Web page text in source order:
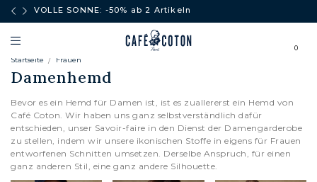
VOLLE SONNE: -50% ab 2 Artikeln
0
Startseite Frauen
Damenhemd
Bevor es ein Hemd für Damen ist, ist es zuallererst ein Hemd von
Café Coton. Wir haben uns ganz selbstverständlich dafür
entschieden, unser Savoir-faire in den Dienst der Damengarderobe
zu stellen, indem wir unsere ikonischen Stoffe in eigens für Frauen
entworfenen Schnitten umsetzen. Derselbe Anspruch, für einen
ganz anderen Stil, eine ganz andere Silhouette.